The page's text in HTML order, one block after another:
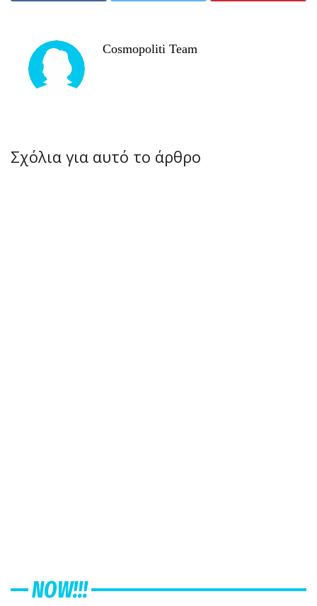
Cosmopoliti Team
Σχόλια για αυτό το άρθρο
NOW!!!